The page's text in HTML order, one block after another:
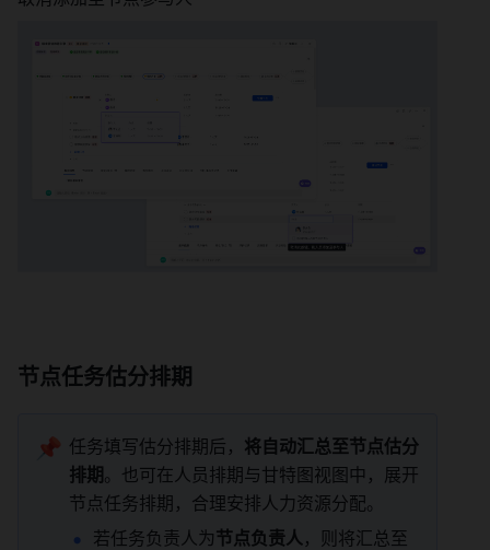
节点任务估分排期
📌 任务填写估分排期后， 将自动汇总至节点估分
排期 。也可在人员排期与甘特图视图中，展开
节点任务排期，合理安排人力资源分配。
若任务负责人为节点负责人，则将汇总至